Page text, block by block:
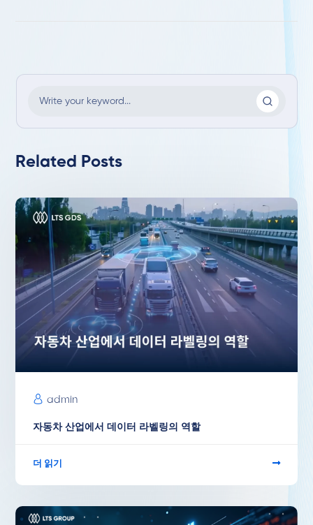
Related Posts
admin
자동차 산업에서 데이터 라벨링의 역할
더 읽기